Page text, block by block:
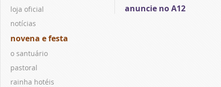
loja oficial
notícias
novena e festa
o santuário
pastoral
rainha hotéis
anuncie no A12